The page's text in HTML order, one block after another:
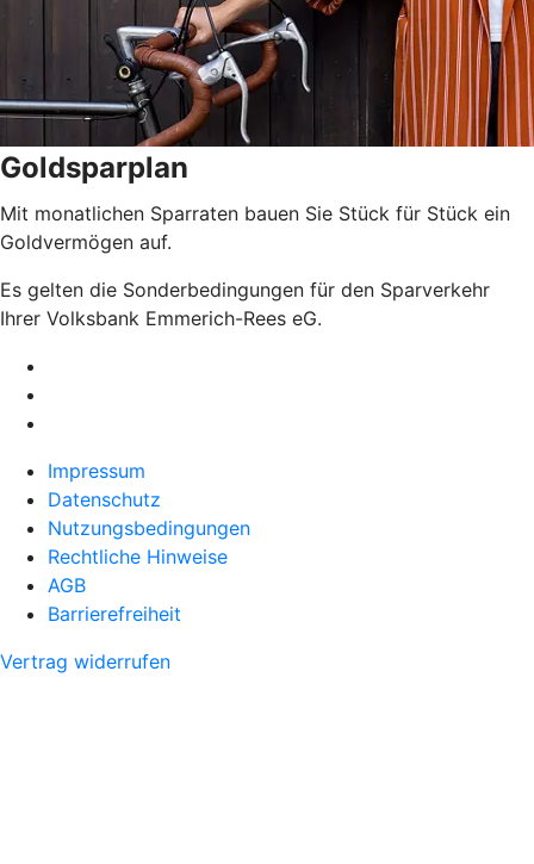
Goldsparplan
Mit monatlichen Sparraten bauen Sie Stück für Stück ein
Goldvermögen auf.
Es gelten die Sonderbedingungen für den Sparverkehr
Ihrer Volksbank Emmerich-Rees eG.
Impressum
Datenschutz
Nutzungsbedingungen
Rechtliche Hinweise
AGB
Barrierefreiheit
Vertrag widerrufen